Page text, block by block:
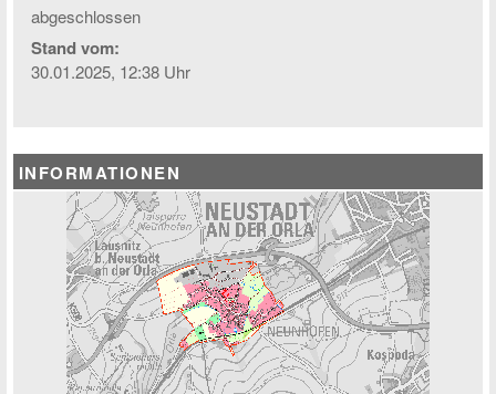
abgeschlossen
Stand vom:
30.01.2025, 12:38 Uhr
INFORMATIONEN